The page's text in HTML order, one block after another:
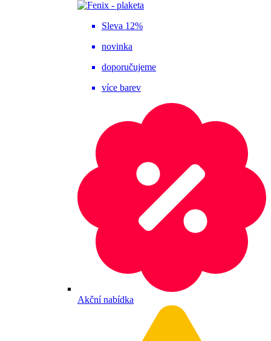
Sleva 12%
novinka
doporučujeme
více barev
Akční nabídka